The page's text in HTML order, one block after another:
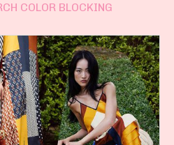
COLOR BLOCKING